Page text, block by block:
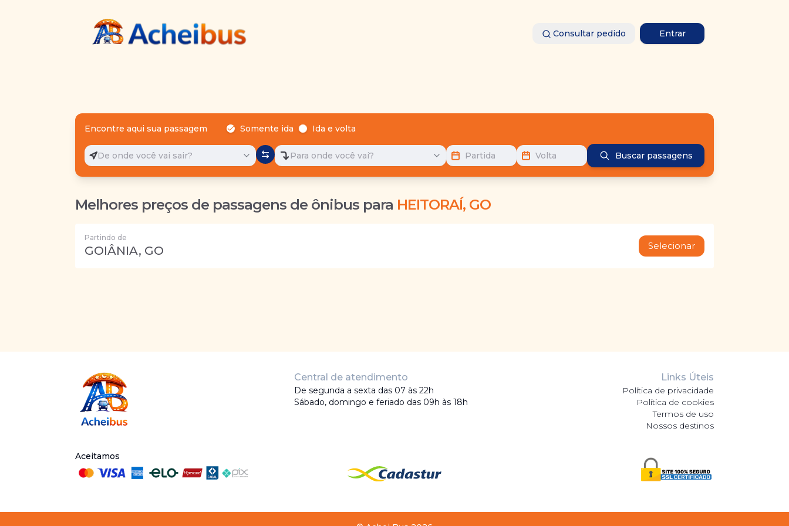
Consultar pedido Entrar
Encontre aqui sua passagem Somente ida Ida e volta
De onde você vai sair? Para onde você vai? Partida Volta Buscar passagens
Melhores preços de passagens de ônibus para HEITORAÍ, GO
Partindo de
GOIÂNIA, GO Selecionar
Central de atendimento
De segunda a sexta das 07 às 22h
Sábado, domingo e feriado das 09h às 18h
Links Úteis
Política de privacidade
Política de cookies
Termos de uso
Nossos destinos
Aceitamos